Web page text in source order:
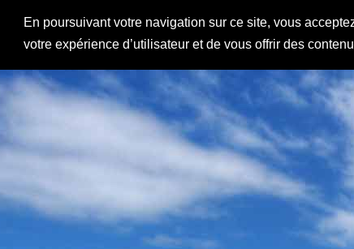
En poursuivant votre navigation sur ce site, vous
votre expérience d’utilisateur et de vous offrir des